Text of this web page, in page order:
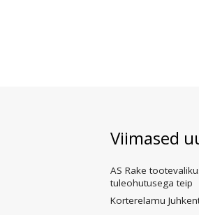
Viimased
AS Rake
tuleohutusega teip
Korterelamu